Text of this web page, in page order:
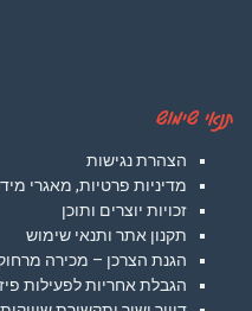
תנאי שימוש
הצהרת נגישות
מדיניות פרטיות, מאגרי
זכויות יוצרים ותוכן
תקנון אתר ותנאי שימוש
הגנת הצרכן – מכירה
הגבלת אחריות לפעילות